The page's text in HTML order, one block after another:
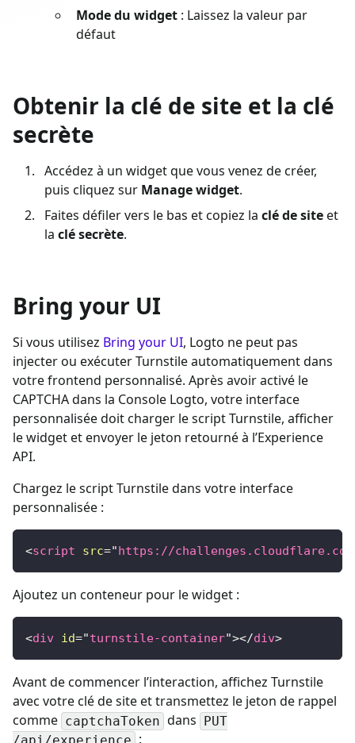
Mode du widget : Laissez la valeur par
défaut
Obtenir la clé de site et la clé
secrète
Accédez à un widget que vous venez de créer,
puis cliquez sur Manage widget.
Faites défiler vers le bas et copiez la clé de siteet
la clé secrète.
Bring your UI
Si vous utilisez Bring your UI, Logto ne peut pas
injecter ou exécuter Turnstile automatiquement dans
votre frontend personnalisé. Après avoir activé le
CAPTCHA dans la Console Logto, votre interface
personnalisée doit charger le script Turnstile, afficher
le widget et envoyer le jeton retourné à l’Experience
API.
Chargez le script Turnstile dans votre interface
personnalisée :
<script src="https://
Ajoutez un conteneur pour le widget :
<div id="turnstile-container"></div>
Avant de commencer l’interaction, affichez Turnstile
avec votre clé de site et transmettez le jeton de rappel
comme captchaToken dans PUT
/api/experience :